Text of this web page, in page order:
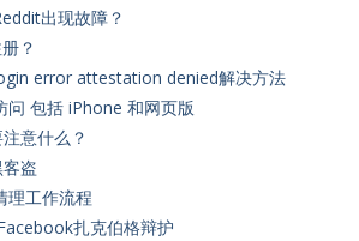
出现故障？
？
error attestation denied解决方法
包括 iPhone 和网页版
意什么？
盗
理工作流程
扎克伯格辩护